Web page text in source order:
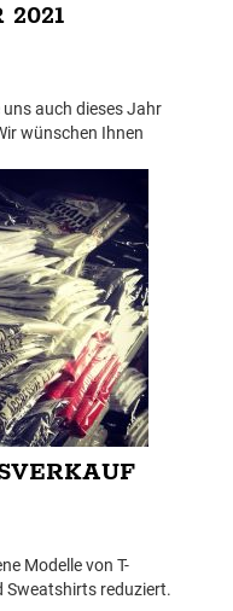
2021
uns auch dieses Jahr
wünschen Ihnen
Modelle von T-
Sweatshirts reduziert.